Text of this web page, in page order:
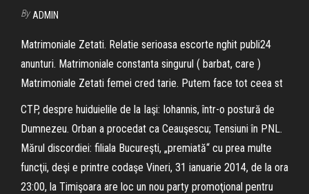
By ADMIN
Matrimoniale Zetati. Relatie serioasa escorte nghit publi24
anunturi. Matrimoniale constanta singurul ( barbat, care )
Matrimoniale Zetati femei cred tarie. Putem face tot ceea st
CTP, despre huiduielile de la Iaşi: Iohannis, într-o postură de
Dumnezeu. Orban a procedat ca Ceauşescu; Tensiuni în PNL.
Mărul discordiei: filiala Bucureşti, „premiată“ cu prea multe
funcţii, deşi e printre codaşe Vineri, 31 ianuarie 2014, de la ora
23:00, la Timişoara are loc un nou party promoţional pentru